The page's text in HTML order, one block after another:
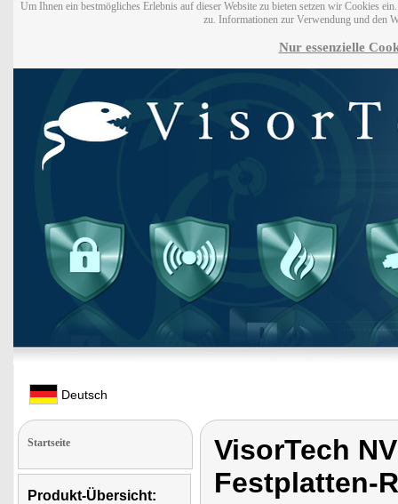
Um Ihnen ein bestmögliches Erlebnis auf dieser Website zu bieten setzen wir Cookies
zu. Informationen zur Verwendung und den
Nur essenzielle
Deutsch
Startseite
Produkt-Übersicht:
VisorTech
Festplatten-